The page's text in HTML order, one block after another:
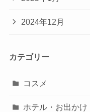
2024年12月
カテゴリー
コスメ
ホテル・お出かけ